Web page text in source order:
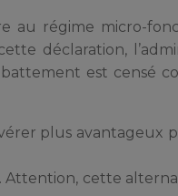
au régime micro-
déclaration,
est censé
plus avantageux
. Attention, cette